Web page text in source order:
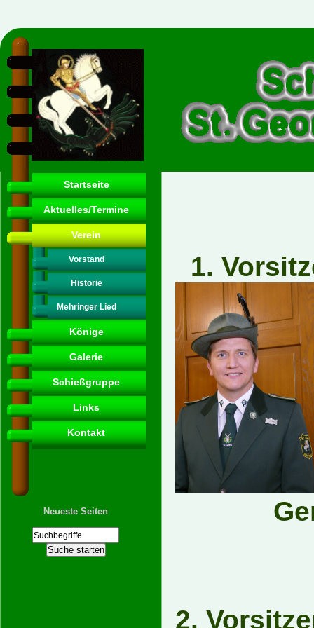
Startseite
Aktuelles/Termine
Verein
Vorstand
Historie
Mehringer Lied
Könige
Galerie
Schießgruppe
Links
Kontakt
Neueste Seiten
1.
2.